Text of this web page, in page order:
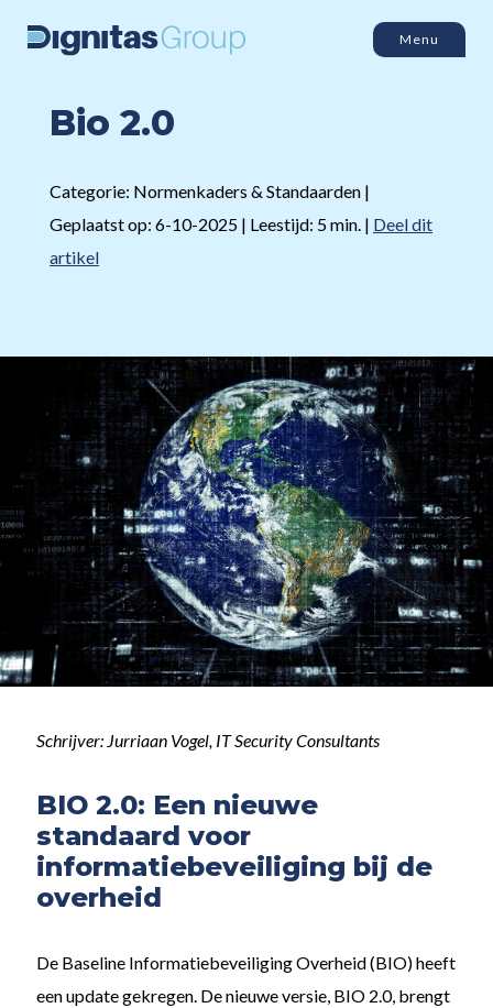
Menu
Bio 2.0
Categorie: Normenkaders & Standaarden |
Geplaatst op: 6-10-2025 | Leestijd: 5 min. | Deel dit
artikel
Schrijver: Jurriaan Vogel, IT Security Consultants
BIO 2.0: Een nieuwe
standaard voor
informatiebeveiliging bij de
overheid
De Baseline Informatiebeveiliging Overheid (BIO) heeft
een update gekregen. De nieuwe versie, BIO 2.0, brengt